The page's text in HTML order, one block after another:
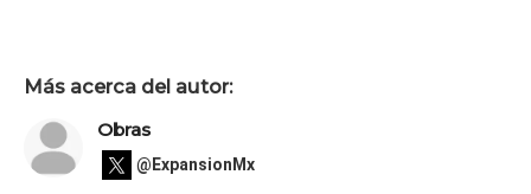
Más acerca del autor:
Obras
@ExpansionMx